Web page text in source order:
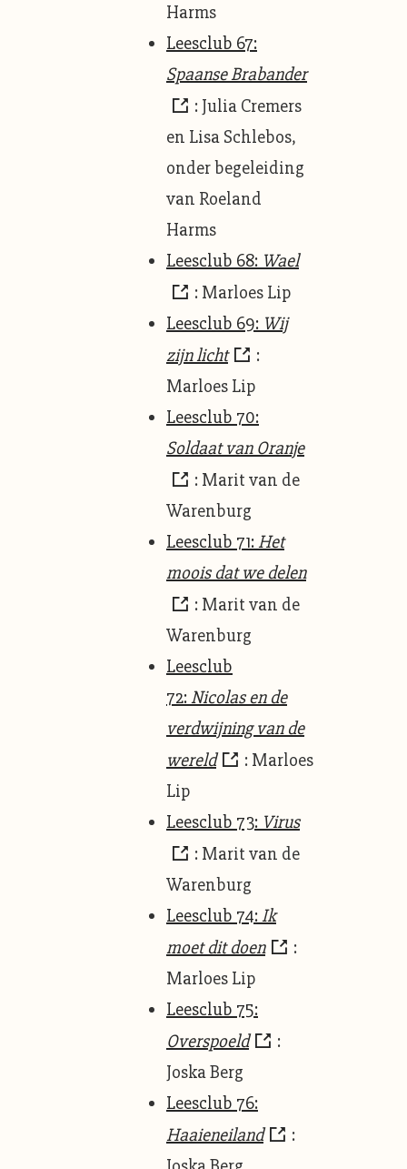
Harms
Leesclub 67:
Spaanse Brabander
: Julia Cremers
en Lisa Schlebos,
onder begeleiding
van Roeland
Harms
Leesclub 68: Wael
: Marloes Lip
Leesclub 69: Wij
zijn licht
:
Marloes Lip
Leesclub 70:
Soldaat van Oranje
: Marit van de
Warenburg
Leesclub 71:Het
moois dat we delen
: Marit van de
Warenburg
Leesclub
72:Nicolas en de
verdwijning van de
wereld
: Marloes
Lip
Leesclub 73: Virus
: Marit van de
Warenburg
Leesclub 74:Ik
moet dit doen
:
Marloes Lip
Leesclub 75:
Overspoeld
:
Joska Berg
Leesclub 76:
Haaieneiland
: